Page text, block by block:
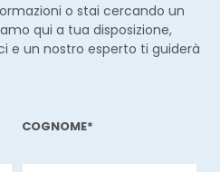
o stai cercando un
qui a tua disposizione,
e un nostro esperto ti guiderà
COGNOME*